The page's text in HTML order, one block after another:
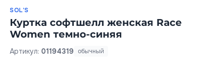
SOL'S
Куртка софтшелл женская Race
Women темно-синяя
Артикул: 01194319 обычный